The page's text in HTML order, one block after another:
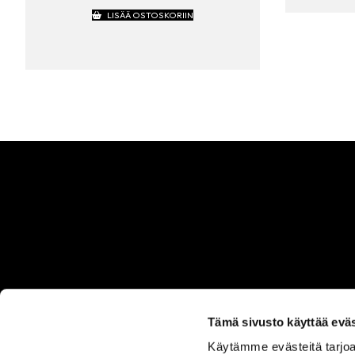
Tämä sivusto käyttää
Käytämme evästeitä
LISÄÄ OSTOSKORIIN